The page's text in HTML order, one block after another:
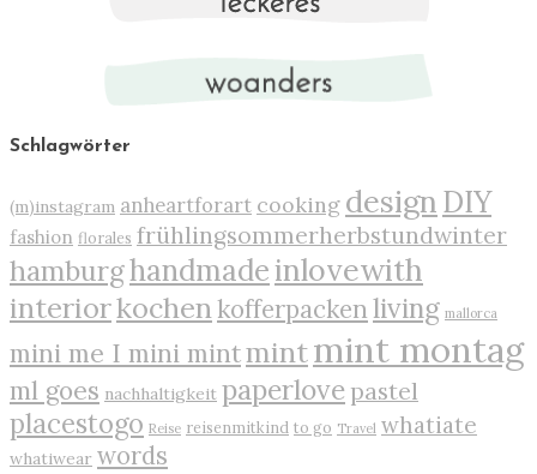
Schlagwörter
(m)instagram anheartforart cooking designDIY
fashion florales frühlingsommerherbstundwinter
hamburghandmadeinlovewith
interiorkochenkofferpackenliving mallorca
mini me I mini mintmintmint montag
ml goes nachhaltigkeit paperlove pastel
placestogo Reise reisenmitkind to go Travel whatiate
whatiwear words